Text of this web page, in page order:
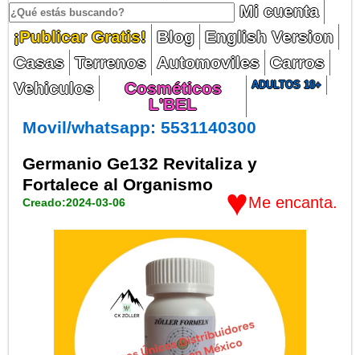
Mi cuenta
¡Publicar Gratis!
Blog English Version
Casas Terrenos Automoviles Carros
Vehiculos
Cosméticos
L'BEL
ADULTOS 18+
Movil/whatsapp: 5531140300
Germanio Ge132 Revitaliza y
Fortalece al Organismo
Creado:2024-03-06 ♥Me encanta.